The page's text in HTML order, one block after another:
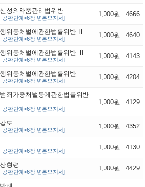
성의약품관리법위반
공판단계>6장 변론요지서] 1,000원 4666
위등처벌에관한법률위반 Ⅲ
공판단계>6장 변론요지서] 1,000원 4640
위등처벌에관한법률위반 Ⅱ
공판단계>6장 변론요지서] 1,000원 4143
위등처벌에관한법률위반
공판단계>6장 변론요지서] 1,000원 4204
죄가중처벌등에관한법률위반
공판단계>6장 변론요지서]
1,000원 4129
도
공판단계>6장 변론요지서] 1,000원 4352
공판단계>6장 변론요지서] 1,000원 4130
횡령
공판단계>6장 변론요지서] 1,000원 4429